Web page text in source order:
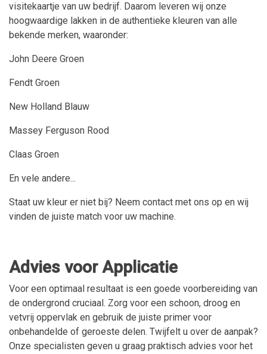
visitekaartje van uw bedrijf. Daarom leveren wij onze
hoogwaardige lakken in de authentieke kleuren van alle
bekende merken, waaronder:
John Deere Groen
Fendt Groen
New Holland Blauw
Massey Ferguson Rood
Claas Groen
En vele andere...
Staat uw kleur er niet bij? Neem contact met ons op en wij
vinden de juiste match voor uw machine.
Advies voor Applicatie
Voor een optimaal resultaat is een goede voorbereiding van
de ondergrond cruciaal. Zorg voor een schoon, droog en
vetvrij oppervlak en gebruik de juiste primer voor
onbehandelde of geroeste delen. Twijfelt u over de aanpak?
Onze specialisten geven u graag praktisch advies voor het